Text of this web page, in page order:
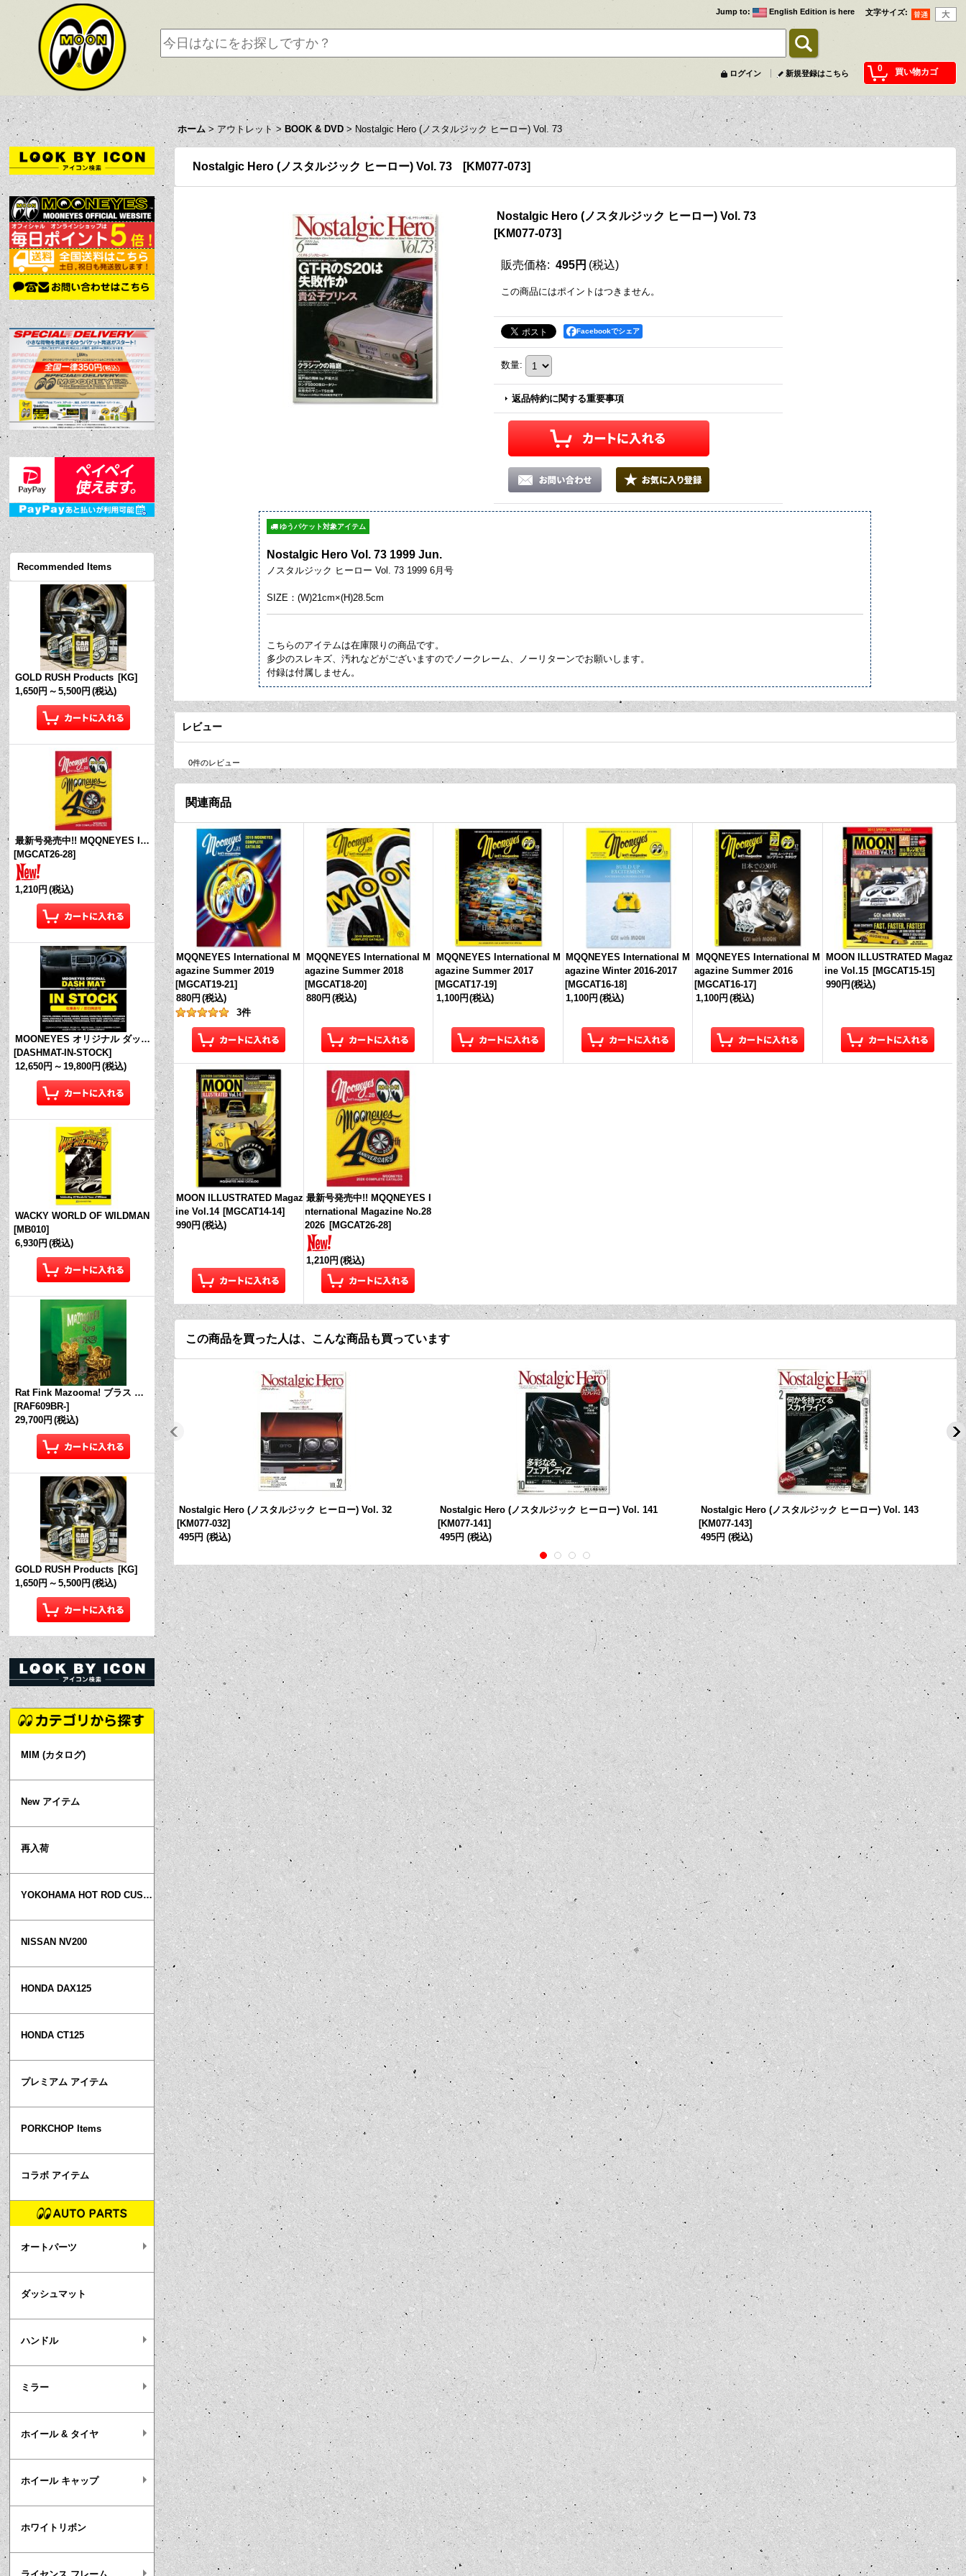
文字サイズ:
Jump to: English Edition is here
0 買い物カゴ
ログイン 新規登録はこちら
ホーム > アウトレット > BOOK & DVD > Nostalgic Hero (ノスタルジック ヒーロー) Vol. 73
Recommended Items
GOLD RUSH Products [KG]
1,650円 ～ 5,500円 (税込)
最新号発売中!! MQQNEYES International Magazine No.28 2026
[MGCAT26-28]
1,210円 (税込)
MOONEYES オリジナル ダッシュマット (in Stock!)
[DASHMAT-IN-STOCK]
12,650円 ～ 19,800円 (税込)
WACKY WORLD OF WILDMAN
[MB010]
6,930円 (税込)
Rat Fink Mazooma! ブラス リング
[RAF609BR-]
29,700円 (税込)
GOLD RUSH Products [KG]
1,650円 ～ 5,500円 (税込)
MIM (カタログ)
New アイテム
再入荷
YOKOHAMA HOT ROD CUSTOM SHOW
NISSAN NV200
HONDA DAX125
HONDA CT125
プレミアム アイテム
PORKCHOP Items
コラボ アイテム
オートパーツ
ダッシュマット
ハンドル
ミラー
ホイール & タイヤ
ホイール キャップ
ホワイトリボン
Nostalgic Hero (ノスタルジック ヒーロー) Vol. 73 [KM077-073]
Nostalgic Hero (ノスタルジック ヒーロー) Vol. 73
[KM077-073]
販売価格: 495円 (税込)
この商品にはポイントはつきません。
Facebookでシェア
数量:
返品特約に関する重要事項
ゆうパケット対象アイテム
Nostalgic Hero Vol. 73 1999 Jun.
ノスタルジック ヒーロー Vol. 73 1999 6月号
SIZE：(W)21cm×(H)28.5cm
こちらのアイテムは在庫限りの商品です。
多少のスレキズ、汚れなどがございますのでノークレーム、ノーリターンでお願いします。
付録は付属しません。
レビュー
0件のレビュー
関連商品
MQQNEYES International M
agazine Summer 2019
[MGCAT19-21]
880円 (税込)
3件
MQQNEYES International M
agazine Summer 2018
[MGCAT18-20]
880円 (税込)
MQQNEYES International M
agazine Summer 2017
[MGCAT17-19]
1,100円 (税込)
MQQNEYES International M
agazine Winter 2016-2017
[MGCAT16-18]
1,100円 (税込)
MQQNEYES International M
agazine Summer 2016
[MGCAT16-17]
1,100円 (税込)
MOON ILLUSTRATED Magaz
ine Vol.15 [MGCAT15-15]
990円 (税込)
MOON ILLUSTRATED Magaz
ine Vol.14 [MGCAT14-14]
990円 (税込)
最新号発売中!! MQQNEYES I
nternational Magazine No.28
2026 [MGCAT26-28]
1,210円 (税込)
この商品を買った人は、こんな商品も買っています
Nostalgic Hero (ノスタルジック ヒーロー) Vol. 32
[KM077-032]
495円 (税込)
Nostalgic Hero (ノスタルジック ヒーロー) Vol. 141
[KM077-141]
495円 (税込)
Nostalgic Hero (ノスタルジック ヒーロー) Vol. 143
[KM077-143]
495円 (税込)
[